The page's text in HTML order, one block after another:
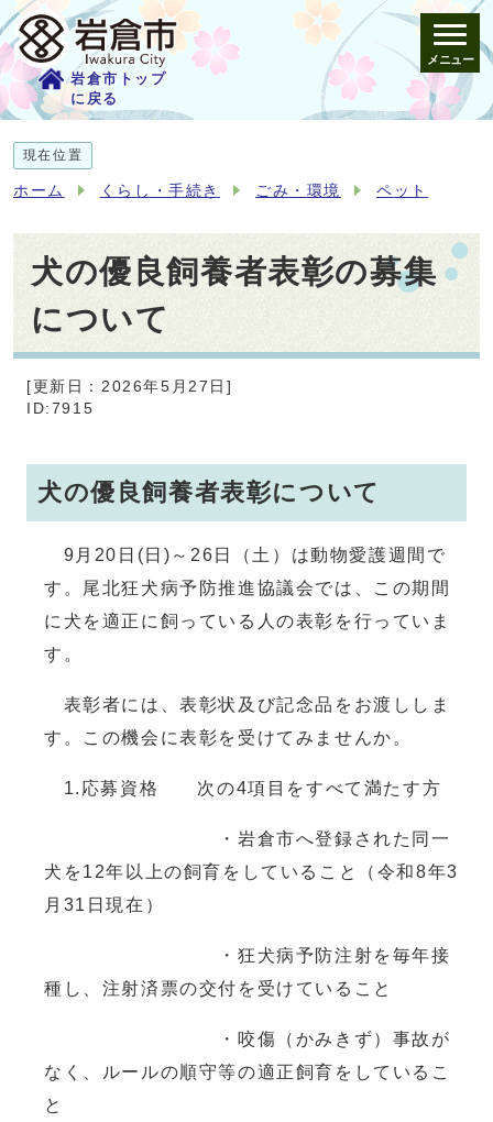
岩倉市トップ
に戻る
メニュー
現在位置
ホーム くらし・手続き ごみ・環境 ペット
犬の優良飼養者表彰の募集
について
[更新日：2026年5月27日]
ID:7915
犬の優良飼養者表彰について
9月20日(日)～26日（土）は動物愛護週間で
す。尾北狂犬病予防推進協議会では、この期間
に犬を適正に飼っている人の表彰を行っていま
す。
表彰者には、表彰状及び記念品をお渡ししま
す。この機会に表彰を受けてみませんか。
1.応募資格 次の4項目をすべて満たす方
・岩倉市へ登録された同一
犬を12年以上の飼育をしていること（令和8年3
月31日現在）
・狂犬病予防注射を毎年接
種し、注射済票の交付を受けていること
・咬傷（かみきず）事故が
なく、ルールの順守等の適正飼育をしているこ
と